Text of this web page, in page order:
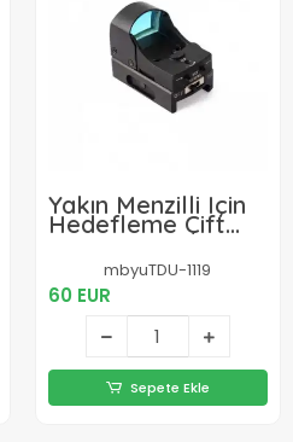
Yakın Menzilli Için
Hedefleme Çift
Renk Işıklı Reddot
SightmbyuTDU-1119
60 EUR
Sepete Ekle